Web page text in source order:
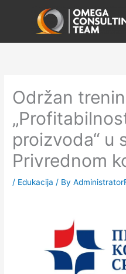
Održan
proizvoda“ u
Privrednom
/ Edukacija / By